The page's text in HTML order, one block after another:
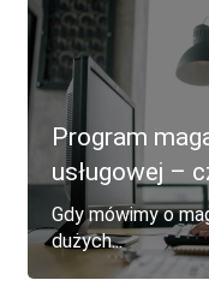
Program
usługowej –
Gdy mówimy o
dużych...